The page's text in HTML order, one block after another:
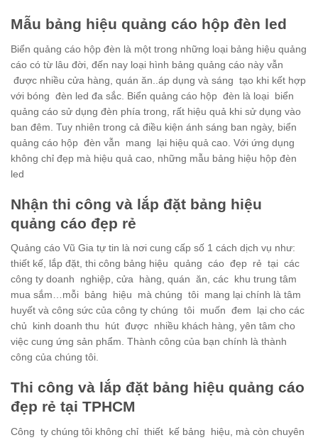
Mẫu bảng hiệu quảng cáo hộp đèn led
Biển quảng cáo hộp đèn là một trong những loại bảng hiệu quảng
cáo có từ lâu đời, đến nay loại hình bảng quảng cáo này vẫn
được nhiều cửa hàng, quán ăn..áp dụng và sáng tạo khi kết hợp
với bóng đèn led đa sắc. Biển quảng cáo hộp đèn là loại biển
quảng cáo sử dụng đèn phía trong, rất hiệu quả khi sử dụng vào
ban đêm. Tuy nhiên trong cả điều kiện ánh sáng ban ngày, biển
quảng cáo hộp đèn vẫn mang lại hiệu quả cao. Với ứng dụng
không chỉ đẹp mà hiệu quả cao, những mẫu bảng hiệu hộp đèn
led
Nhận thi công và lắp đặt bảng hiệu
quảng cáo đẹp rẻ
Quảng cáo Vũ Gia tự tin là nơi cung cấp số 1 cách dịch vụ như:
thiết kế, lắp đặt, thi công bảng hiệu quảng cáo đẹp rẻ tại các
công ty doanh nghiệp, cửa hàng, quán ăn, các khu trung tâm
mua sắm…mỗi bảng hiệu mà chúng tôi mang lại chính là tâm
huyết và công sức của công ty chúng tôi muốn đem lại cho các
chủ kinh doanh thu hút được nhiều khách hàng, yên tâm cho
việc cung ứng sản phẩm. Thành công của bạn chính là thành
công của chúng tôi.
Thi công và lắp đặt bảng hiệu quảng cáo
đẹp rẻ tại TPHCM
Công ty chúng tôi không chỉ thiết kế bảng hiệu, mà còn chuyên